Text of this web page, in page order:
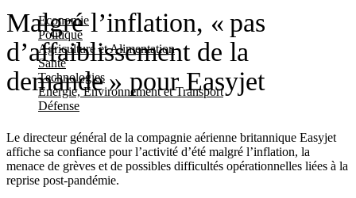
Economie
Politique
Agriculture et Alimentation
Santé
Technologies
Energie, Environnement et Transport
Défense
Malgré l’inflation, « pas
d’affaiblissement de la
demande » pour Easyjet
Le directeur général de la compagnie aérienne britannique Easyjet
affiche sa confiance pour l’activité d’été malgré l’inflation, la
menace de grèves et de possibles difficultés opérationnelles liées à la
reprise post-pandémie.